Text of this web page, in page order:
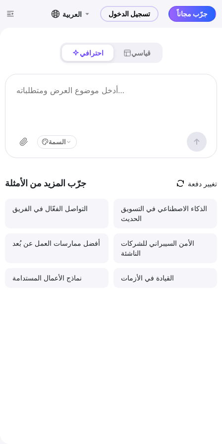
العربية تسجيل الدخول جرّب مجاناً
احترافي قياسي
السمة
جرّب المزيد من الأمثلة تغيير دفعة
التواصل الفعّال في الفريق
الذكاء الاصطناعي في التسويق
الحديث
أفضل ممارسات العمل عن بُعد
الأمن السيبراني للشركات
الناشئة
نماذج الأعمال المستدامة القيادة في الأزمات